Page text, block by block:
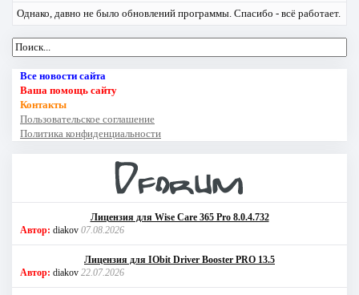
Однако, давно не было обновлений программы. Спасибо - всё работает.
Все новости сайта
Ваша помощь сайту
Контакты
Пользовательское соглашение
Политика конфиденциальности
Лицензия для Wise Care 365 Pro 8.0.4.732
Автор: diakov 07.08.2026
Лицензия для IObit Driver Booster PRO 13.5
Автор: diakov 22.07.2026